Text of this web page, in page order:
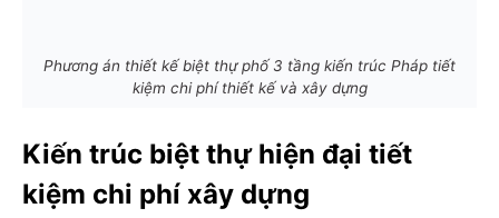
Phương án thiết kế biệt thự phố 3 tầng kiến trúc Pháp tiết
kiệm chi phí thiết kế và xây dựng
Kiến trúc biệt thự hiện đại tiết
kiệm chi phí xây dựng